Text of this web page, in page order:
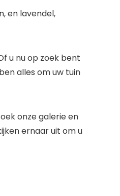
en lavendel,
u nu op zoek bent
alles om uw tuin
onze galerie en
ernaar uit om u